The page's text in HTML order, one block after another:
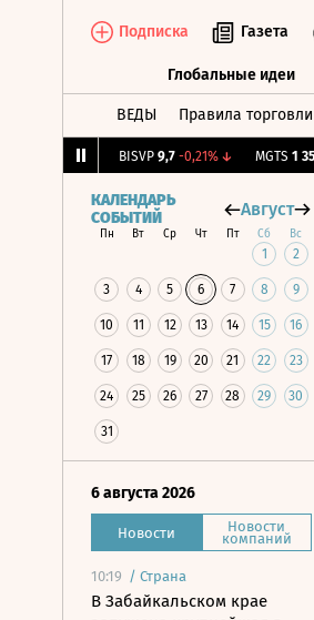
Подписка Газета
Глобальные идеи
ВЕДЫ Правила торговли
BISVP 9,7 -0,21%↓ MGTS 1 352
КАЛЕНДАРЬ
СОБЫТИЙ
Август
Пн Вт Ср Чт Пт Сб Вс
1 2
3 4 5 6 7 8 9
10 11 12 13 14 15 16
17 18 19 20 21 22 23
24 25 26 27 28 29 30
31
6 августа 2026
Новости Новости
компаний
10:19 / Страна
В Забайкальском крае